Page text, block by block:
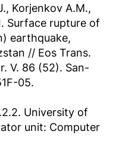
Korjenkov A.M.,
Surface rupture of
earthquake,
// Eos Trans.
V. 86 (52). San-
05.
University of
unit: Computer